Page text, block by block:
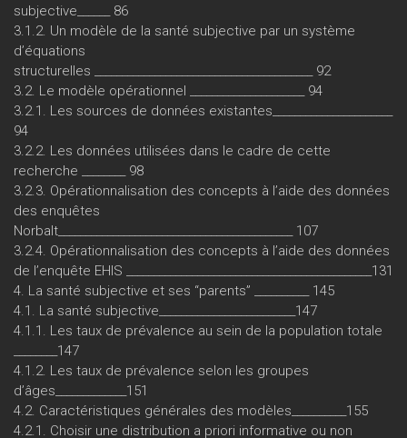
subjective______ 86
3.1.2. Un modèle de la santé subjective par un système
d’équations
structurelles ________________________________________ 92
3.2. Le modèle opérationnel _____________________ 94
3.2.1. Les sources de données existantes______________________
94
3.2.2. Les données utilisées dans le cadre de cette
recherche ________ 98
3.2.3. Opérationnalisation des concepts à l’aide des données
des enquêtes
Norbalt___________________________________________ 107
3.2.4. Opérationnalisation des concepts à l’aide des données
de l’enquête EHIS _____________________________________________131
4. La santé subjective et ses “parents” __________ 145
4.1. La santé subjective_________________________147
4.1.1. Les taux de prévalence au sein de la population totale
________147
4.1.2. Les taux de prévalence selon les groupes
d’âges_____________151
4.2. Caractéristiques générales des modèles__________155
4.2.1. Choisir une distribution a priori informative ou non